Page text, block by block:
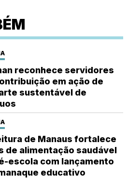
reconhece servidores
em ação de
sustentável de
de Manaus fortalece
de alimentação saudável
escola com lançamento
educativo